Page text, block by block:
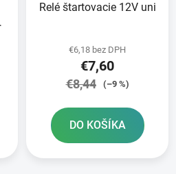
Relé štartovacie 12V uni
€6,18 bez DPH
€7,60
€8,44 (–9 %)
DO KOŠÍKA